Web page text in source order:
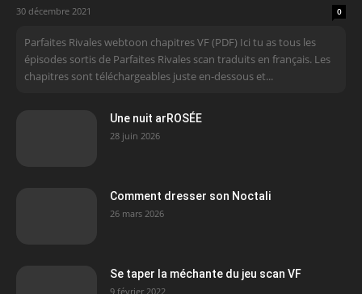
30 décembre 2021 0
Parfaites Rivales webtoon chapitres VF (PDF) Ici tu as tous les
épisodes sortis de Parfaites Rivales scan traduits en français. Les
chapitres sont téléchargeables juste en-dessous et...
Une nuit arROSÉE
28 juin 2026
Comment dresser son Noctali
26 mars 2026
Se taper la méchante du jeu scan VF
9 février 2022